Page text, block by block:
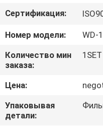
ФАБРИКИ
ПРОВЕРКА
КАЧЕСТВА
СВЯЖИТЕСЬ
МЫ
Сертификация:
Номер модели:
WD-
Количество мин
заказа:
1SET
Цена:
Упаковывая
детали: